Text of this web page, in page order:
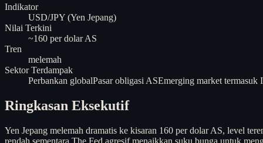
Indikator
USD/JPY (Yen Jepang)
Nilai Terkini
~160 per dolar AS
Tren
melemah
Sektor Terdampak
Perbankan globalPasar obligasi ASEmerging market termasuk
Ringkasan Eksekutif
Yen Jepang melemah dramatis ke kisaran 160 per dolar AS, level
rendah sementara The Fed agresif menaikkan suku bunga untuk